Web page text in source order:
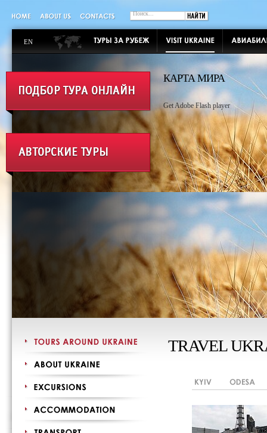
EN
КАРТА МИРА
Get Adobe Flash player
TRAVEL